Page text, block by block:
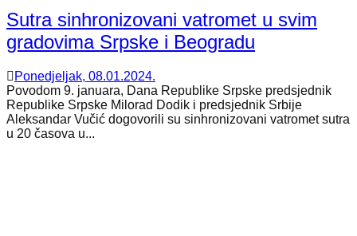
Sutra sinhronizovani vatromet u svim
gradovima Srpske i Beogradu
Ponedjeljak, 08.01.2024.
Povodom 9. januara, Dana Republike Srpske predsjednik
Republike Srpske Milorad Dodik i predsjednik Srbije
Aleksandar Vučić dogovorili su sinhronizovani vatromet sutra
u 20 časova u...